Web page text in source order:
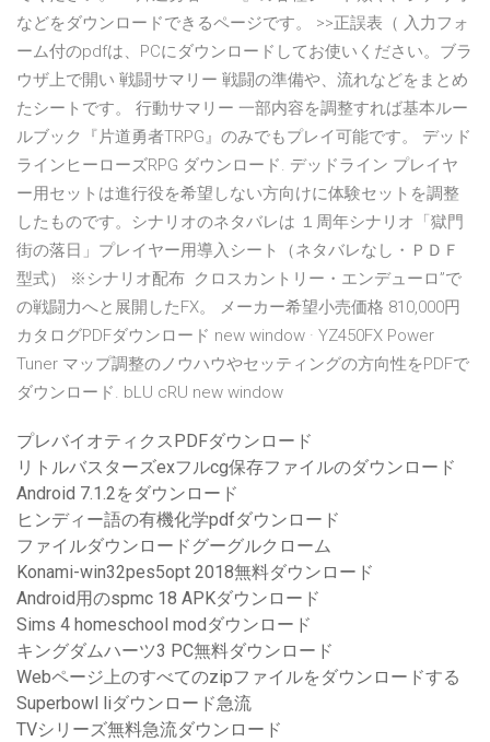
などをダウンロードできるページです。 >>正誤表（ 入力フォ
ーム付のpdfは、PCにダウンロードしてお使いください。ブラ
ウザ上で開い 戦闘サマリー 戦闘の準備や、流れなどをまとめ
たシートです。 行動サマリー 一部内容を調整すれば基本ルー
ルブック『片道勇者TRPG』のみでもプレイ可能です。 デッド
ラインヒーローズRPG ダウンロード. デッドライン プレイヤ
ー用セットは進行役を希望しない方向けに体験セットを調整
したものです。シナリオのネタバレは １周年シナリオ「獄門
街の落日」プレイヤー用導入シート（ネタバレなし・ＰＤＦ
型式） ※シナリオ配布 クロスカントリー・エンデューロ”で
の戦闘力へと展開したFX。 メーカー希望小売価格 810,000円
カタログPDFダウンロード new window · YZ450FX Power
Tuner マップ調整のノウハウやセッティングの方向性をPDFで
ダウンロード. bLU cRU new window
プレバイオティクスPDFダウンロード
リトルバスターズexフルcg保存ファイルのダウンロード
Android 7.1.2をダウンロード
ヒンディー語の有機化学pdfダウンロード
ファイルダウンロードグーグルクローム
Konami-win32pes5opt 2018無料ダウンロード
Android用のspmc 18 APKダウンロード
Sims 4 homeschool modダウンロード
キングダムハーツ3 PC無料ダウンロード
Webページ上のすべてのzipファイルをダウンロードする
Superbowl liダウンロード急流
TVシリーズ無料急流ダウンロード